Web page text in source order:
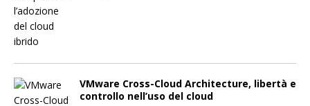
VMware Cross-Cloud Architecture, libertà e
controllo nell’uso del cloud